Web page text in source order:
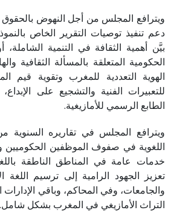
ويترافع المجلس من أجل النهوض بالحقوق
دعم تنفيذ توصيات التقرير الخاص
بيَّن أهمية الثقافة في التنمية
الحكومية المتعلقة بالمسألة الثقافية
الهوية التعددية للمغرب وتقوية قيم
للتعبيرات الفنية والتشجيع على
الطابع الرسمي للأمازيغية.
ويترافع المجلس في تقاريره السنوية
اللغوية في صفوف الموظفين الحكوميين
خدمات عامة في المناطق الناطقة
تعزيز الجهود الرامية إلى ترسيم اللغة
والجامعات، وفي المحاكم، وباقي
التراث الأمازيغي في المغرب بشكل شامل.